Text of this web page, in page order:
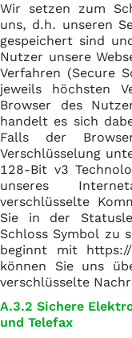
Wir setzen zum
uns, d.h. unseren
gespeichert sind
Nutzer unsere
Verfahren (Secure
jeweils höchsten
Browser des
handelt es sich
Falls der
Verschlüsselung
128-Bit v3
unseres
verschlüsselte
Sie in der
Schloss Symbol zu
beginnt mit
können Sie uns
verschlüsselte
A.3.2 Sichere
und Telefax